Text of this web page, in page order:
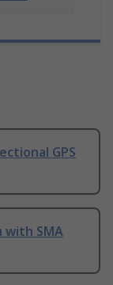
GPS
with SMA